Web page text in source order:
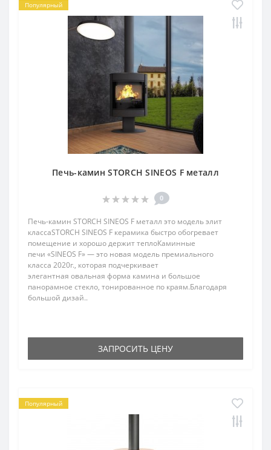
Популярный
Печь-камин STORCH SINEOS F металл
0
Печь-камин STORCH SINEOS F металл это модель элит
классаSTORCH SINEOS F керамика быстро обогревает
помещение и хорошо держит теплоКаминные
печи «SINEOS F» — это новая модель премиального
класса 2020г., которая подчеркивает
элегантная овальная форма камина и большое
панорамное стекло, тонированное по краям.Благодаря
большой дизай..
ЗАПРОСИТЬ ЦЕНУ
Популярный